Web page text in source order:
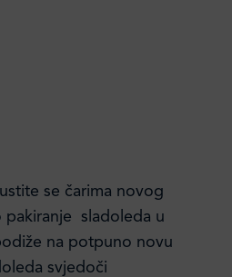
se čarima novog
pakiranje sladoleda u
na potpuno novu
svjedoči